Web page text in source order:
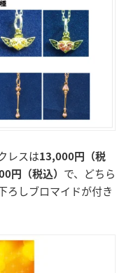
レスは13,000円（税
円（税込） で、どちら
ろしブロマイドが付き